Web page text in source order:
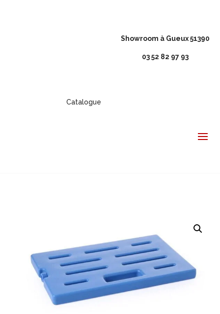
Showroom à Gueux 51390
03 52 82 97 93
Catalogue